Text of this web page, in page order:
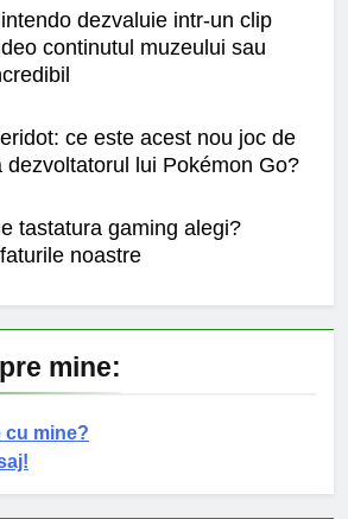
dezvaluie intr-un clip
continutul muzeului sau
ce este acest nou joc de
dezvoltatorul lui Pokémon Go?
tastatura gaming alegi?
noastre
mine:
cu mine?